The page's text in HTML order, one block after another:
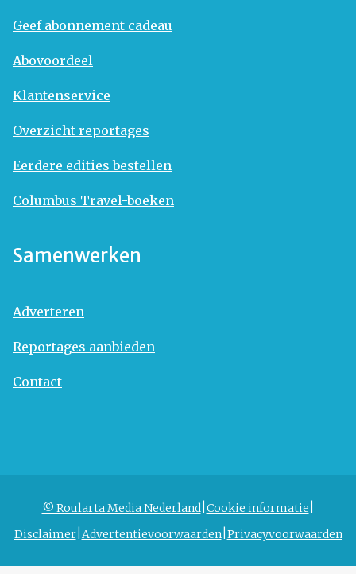
Geef abonnement cadeau
Abovoordeel
Klantenservice
Overzicht reportages
Eerdere edities bestellen
Columbus Travel-boeken
Samenwerken
Adverteren
Reportages aanbieden
Contact
© Roularta Media Nederland Cookie informatie
Disclaimer Advertentievoorwaarden Privacyvoorwaarden